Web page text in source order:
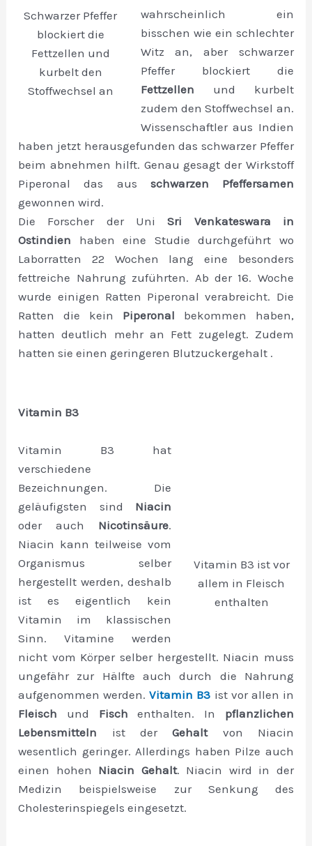
Schwarzer Pfeffer
blockiert die
Fettzellen und
kurbelt den
Stoffwechsel an
wahrscheinlich ein
bisschen wie ein schlechter
Witz an, aber schwarzer
Pfeffer blockiert die
Fettzellen und kurbelt
zudem den Stoffwechsel an.
Wissenschaftler aus Indien
haben jetzt herausgefunden das schwarzer Pfeffer
beim abnehmen hilft. Genau gesagt der Wirkstoff
Piperonal das aus schwarzen Pfeffersamen
gewonnen wird.
Die Forscher der UniSri Venkateswara in
Ostindien haben eine Studie durchgeführt wo
Laborratten 22 Wochen lang eine besonders
fettreiche Nahrung zuführten. Ab der 16. Woche
wurde einigen Ratten Piperonal verabreicht. Die
Ratten die kein Piperonal bekommen haben,
hatten deutlich mehr an Fett zugelegt. Zudem
hatten sie einen geringeren Blutzuckergehalt .
Vitamin B3
Vitamin B3 ist vor
allem in Fleisch
enthalten
Vitamin B3 hat
verschiedene
Bezeichnungen. Die
geläufigsten sind Niacin
oder auch Nicotinsäure.
Niacin kann teilweise vom
Organismus selber
hergestellt werden, deshalb
ist es eigentlich kein
Vitamin im klassischen
Sinn. Vitamine werden
nicht vom Körper selber hergestellt. Niacin muss
ungefähr zur Hälfte auch durch die Nahrung
aufgenommen werden.Vitamin B3 ist vor allen in
Fleisch und Fisch enthalten. In pflanzlichen
Lebensmitteln ist derGehaltvon Niacin
wesentlich geringer. Allerdings haben Pilze auch
einen hohen Niacin Gehalt. Niacin wird in der
Medizin beispielsweise zur Senkung des
Cholesterinspiegels eingesetzt.